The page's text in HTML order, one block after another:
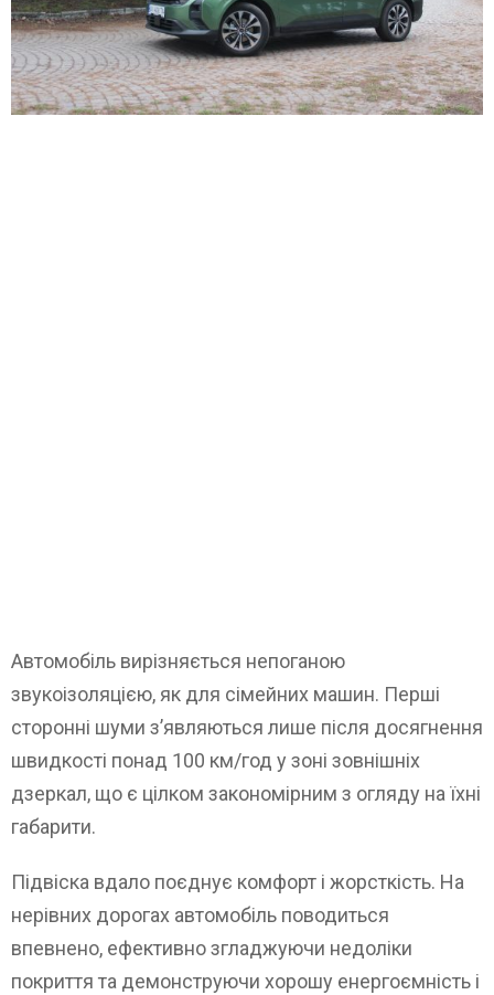
Автомобіль вирізняється непоганою
звукоізоляцією, як для сімейних машин. Перші
сторонні шуми з’являються лише після досягнення
швидкості понад 100 км/год у зоні зовнішніх
дзеркал, що є цілком закономірним з огляду на їхні
габарити.
Підвіска вдало поєднує комфорт і жорсткість. На
нерівних дорогах автомобіль поводиться
впевнено, ефективно згладжуючи недоліки
покриття та демонструючи хорошу енергоємність і